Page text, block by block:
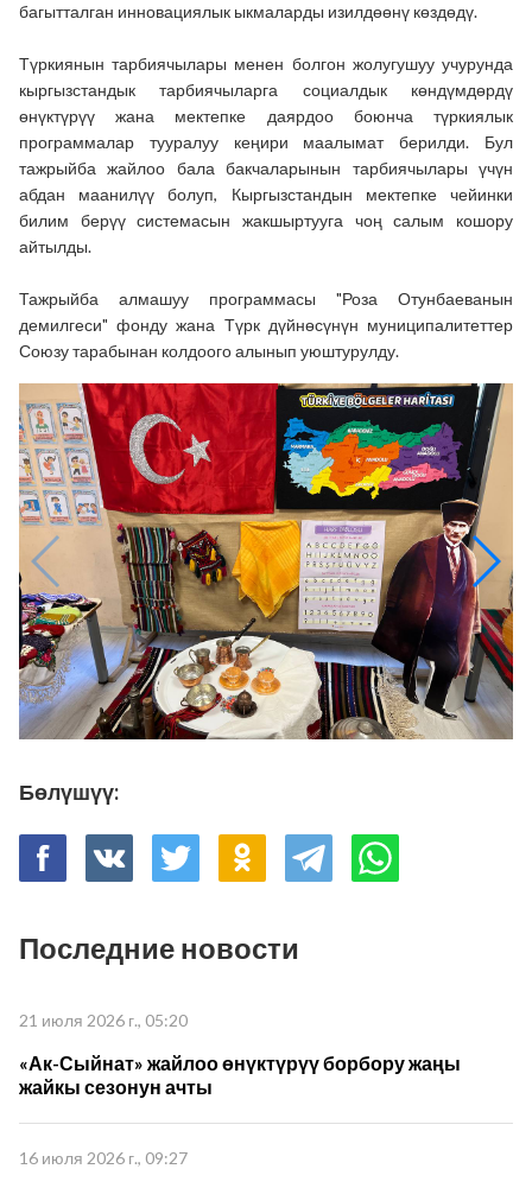
багытталган инновациялык ыкмаларды изилдөөнү көздөдү.
Түркиянын тарбиячылары менен болгон жолугушуу учурунда
кыргызстандык тарбиячыларга социалдык көндүмдөрдү
өнүктүрүү жана мектепке даярдоо боюнча түркиялык
программалар тууралуу кеңири маалымат берилди. Бул
тажрыйба жайлоо бала бакчаларынын тарбиячылары үчүн
абдан маанилүү болуп, Кыргызстандын мектепке чейинки
билим берүү системасын жакшыртууга чоң салым кошору
айтылды.
Тажрыйба алмашуу программасы "Роза Отунбаеванын
демилгеси" фонду жана Түрк дүйнөсүнүн муниципалитеттер
Союзу тарабынан колдоого алынып уюштурулду.
Бөлүшүү:
Последние новости
21 июля 2026 г., 05:20
«Ак-Сыйнат» жайлоо өнүктүрүү борбору жаңы
жайкы сезонун ачты
16 июля 2026 г., 09:27